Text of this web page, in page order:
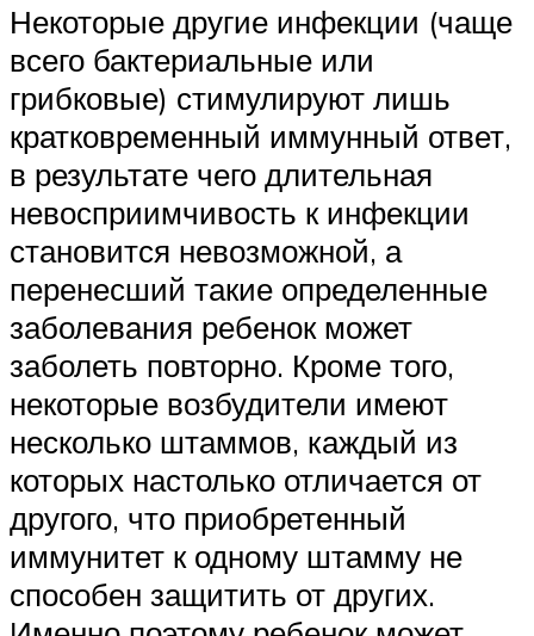
Некоторые другие инфекции (чаще
всего бактериальные или
грибковые) стимулируют лишь
кратковременный иммунный ответ,
в результате чего длительная
невосприимчивость к инфекции
становится невозможной, а
перенесший такие определенные
заболевания ребенок может
заболеть повторно. Кроме того,
некоторые возбудители имеют
несколько штаммов, каждый из
которых настолько отличается от
другого, что приобретенный
иммунитет к одному штамму не
способен защитить от других.